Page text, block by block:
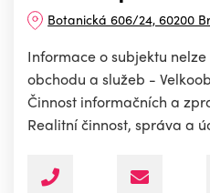
Botanická 606/24, 60200
Informace o subjektu
obchodu a služeb -
Činnost informačních a
Realitní činnost, správa a